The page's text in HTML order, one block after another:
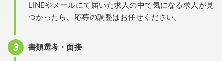
LINEやメールにて届いた求人の中で気になる求人が見
つかったら、応募の調整はお任せください。
書類選考・面接